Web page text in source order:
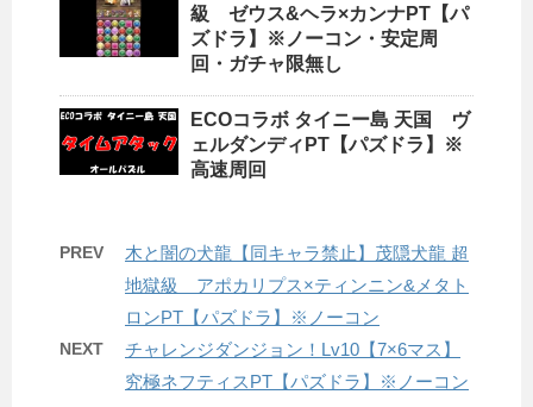
級 ゼウス&ヘラ×カンナPT【パ
ズドラ】※ノーコン・安定周
回・ガチャ限無し
ECOコラボ タイニー島 天国 ヴ
ェルダンディPT【パズドラ】※
高速周回
PREV
木と闇の犬龍【同キャラ禁止】茂隠犬龍 超
地獄級 アポカリプス×ティンニン&メタト
ロンPT【パズドラ】※ノーコン
NEXT
チャレンジダンジョン！Lv10【7×6マス】
究極ネフティスPT【パズドラ】※ノーコン